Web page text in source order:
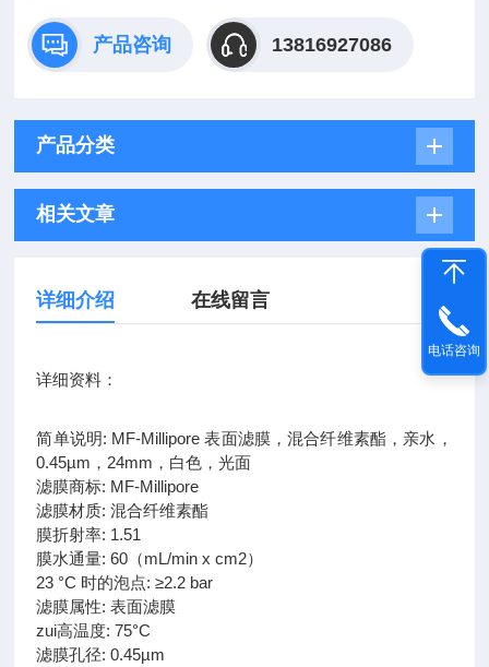
产品咨询 13816927086
产品分类
相关文章
详细介绍 在线留言
详细资料：
简单说明: MF-Millipore 表面滤膜，混合纤维素酯，亲水，
0.45µm，24mm，白色，光面
滤膜商标: MF-Millipore
滤膜材质: 混合纤维素酯
膜折射率: 1.51
膜水通量: 60（mL/min x cm2）
23 °C 时的泡点: ≥2.2 bar
滤膜属性: 表面滤膜
zui高温度: 75°C
滤膜孔径: 0.45µm
电话咨询